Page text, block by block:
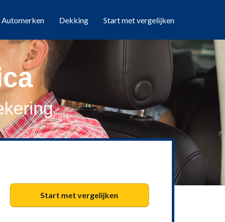
Automerken Dekking Start met vergelijken
Start met vergelijken